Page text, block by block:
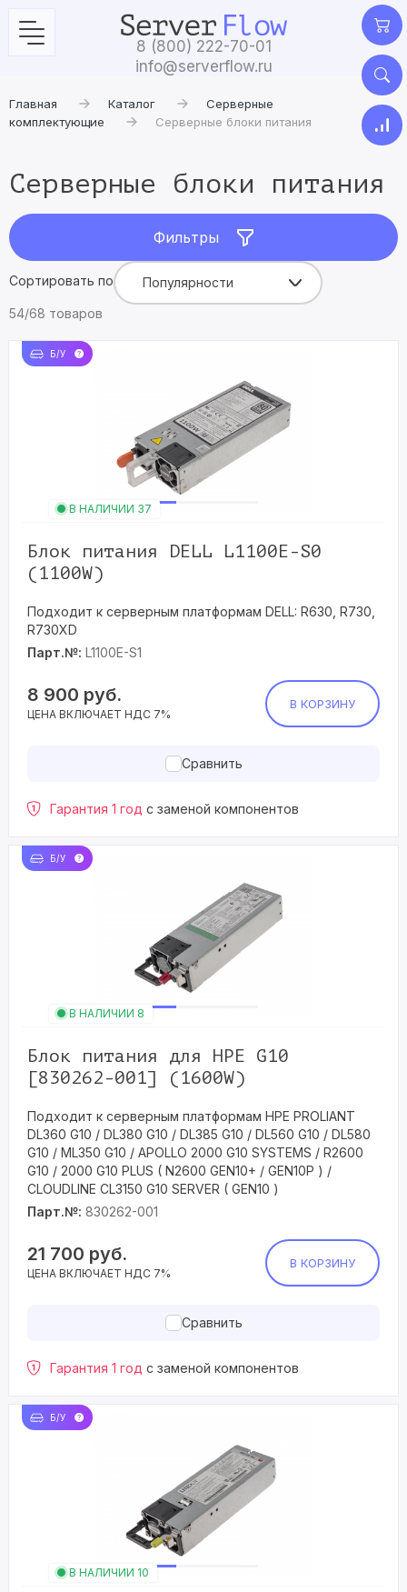
8 (800) 222-70-01
info@serverflow.ru
Главная Каталог
Серверные
комплектующие
Серверные блоки питания
Серверные блоки питания
Фильтры
Сортировать по
Популярности
54/68 товаров
Б/У
В НАЛИЧИИ 37
Блок питания DELL L1100E-S0
(1100W)
Подходит к серверным платформам DELL: R630, R730,
R730XD
Парт.№: L1100E-S1
8 900 руб.
ЦЕНА ВКЛЮЧАЕТ НДС 7%
В КОРЗИНУ
Сравнить
Гарантия 1 год с заменой компонентов
Б/У
В НАЛИЧИИ 8
Блок питания для HPE G10
[830262-001] (1600W)
Подходит к серверным платформам HPE PROLIANT
DL360 G10 / DL380 G10 / DL385 G10 / DL560 G10 / DL580
G10 / ML350 G10 / APOLLO 2000 G10 SYSTEMS / R2600
G10 / 2000 G10 PLUS ( N2600 GEN10+ / GEN10P ) /
CLOUDLINE CL3150 G10 SERVER ( GEN10 )
Парт.№: 830262-001
21 700 руб.
ЦЕНА ВКЛЮЧАЕТ НДС 7%
В КОРЗИНУ
Сравнить
Гарантия 1 год с заменой компонентов
Б/У
В НАЛИЧИИ 10